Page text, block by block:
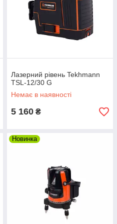
Лазерний рівень Tekhmann
TSL-12/30 G
Немає в наявності
5 160 ₴
Новинка